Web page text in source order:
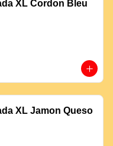
XL Cordon Bleu
XL Jamon Queso